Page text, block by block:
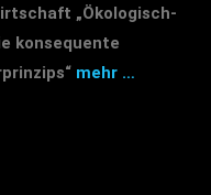
„Ökologisch-
konsequente
mehr …